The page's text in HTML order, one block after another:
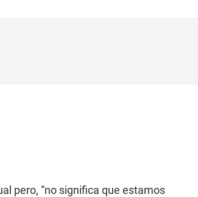
pero, “no significa que estamos